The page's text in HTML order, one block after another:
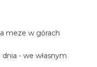
meze w górach
- we własnym